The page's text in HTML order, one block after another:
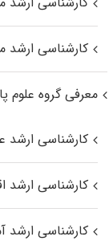
کارشناسی
معرفی گروه علوم
کارشناسی ارشد
کارشناسی ارشد
کارشناسی ارشد